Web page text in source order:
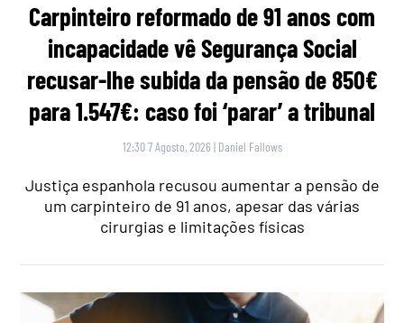
Carpinteiro reformado de 91 anos com
incapacidade vê Segurança Social
recusar-lhe subida da pensão de 850€
para 1.547€: caso foi ‘parar’ a tribunal
12:30 7 Agosto, 2026 | Daniel Fallows
Justiça espanhola recusou aumentar a pensão de
um carpinteiro de 91 anos, apesar das várias
cirurgias e limitações físicas